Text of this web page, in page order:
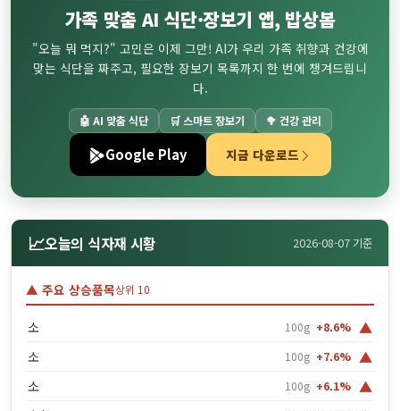
가족 맞춤 AI 식단·장보기 앱, 밥상봄
"오늘 뭐 먹지?" 고민은 이제 그만! AI가 우리 가족 취향과 건강에
맞는 식단을 짜주고, 필요한 장보기 목록까지 한 번에 챙겨드립니
다.
🤖 AI 맞춤 식단 🛒 스마트 장보기 🥦 건강 관리
Google Play 지금 다운로드
📈오늘의 식자재 시황 2026-08-07 기준
▲ 주요 상승품목상위 10
소 100g +8.6% ▲
소 100g +7.6% ▲
소 100g +6.1% ▲